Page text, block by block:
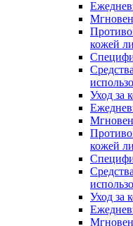
кожей
Уход за
кожей
Уход за